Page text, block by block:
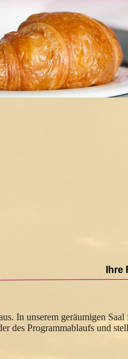
Ihre
In unserem geräumigen
des Programmablaufs und